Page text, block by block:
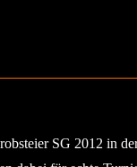
SG 2012 in